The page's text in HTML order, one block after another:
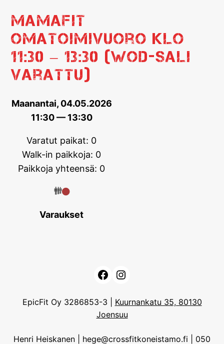
MamaFit
omatoimivuoro klo
11:30 – 13:30 (WOD-sali
varattu)
Maanantai, 04.05.2026
11:30 — 13:30
Varatut paikat: 0
Walk-in paikkoja: 0
Paikkoja yhteensä: 0
Varaukset
Facebook
Instagram
EpicFit Oy 3286853-3 | Kuurnankatu 35, 80130
Joensuu
Henri Heiskanen | hege@crossfitkoneistamo.fi | 050